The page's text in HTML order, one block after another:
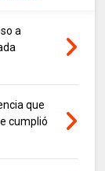
a
que
cumplió